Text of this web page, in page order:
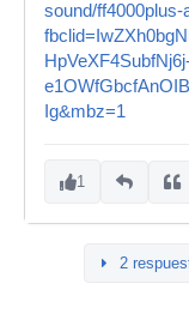
sound/ff4000plus-
Ig&mbz=1
1
2